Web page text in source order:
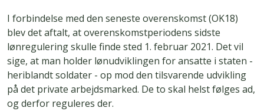
I forbindelse med den seneste overenskomst (OK18)
blev det aftalt, at overenskomstperiodens sidste
lønregulering skulle finde sted 1. februar 2021. Det vil
sige, at man holder lønudviklingen for ansatte i staten -
heriblandt soldater - op mod den tilsvarende udvikling
på det private arbejdsmarked. De to skal helst følges ad,
og derfor reguleres der.